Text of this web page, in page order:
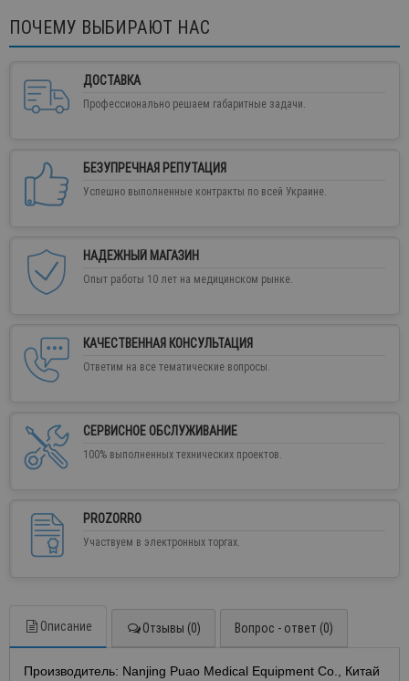
ПОЧЕМУ ВЫБИРАЮТ НАС
ДОСТАВКА
Профессионально решаем габаритные задачи.
БЕЗУПРЕЧНАЯ РЕПУТАЦИЯ
Успешно выполненные контракты по всей Украине.
НАДЕЖНЫЙ МАГАЗИН
Опыт работы 10 лет на медицинском рынке.
КАЧЕСТВЕННАЯ КОНСУЛЬТАЦИЯ
Ответим на все тематические вопросы.
СЕРВИСНОЕ ОБСЛУЖИВАНИЕ
100% выполненных технических проектов.
PROZORRO
Участвуем в электронных торгах.
Описание Отзывы (0) Вопрос - ответ (0)
Производитель: Nanjing Puao Medical Equipment Co., Китай